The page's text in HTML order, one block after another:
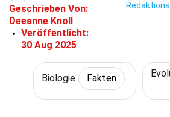
Geschrieben Von:
Deeanne Knoll
Veröffentlicht:
30 Aug 2025
Biologie Fakten